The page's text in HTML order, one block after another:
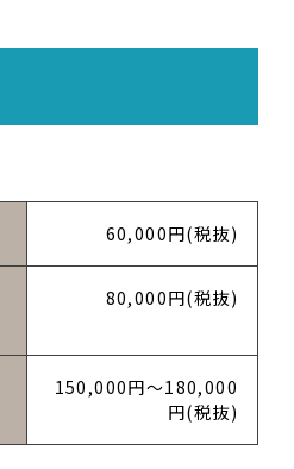
60,000円(税抜)
80,000円(税抜)
150,000円～180,000
円(税抜)